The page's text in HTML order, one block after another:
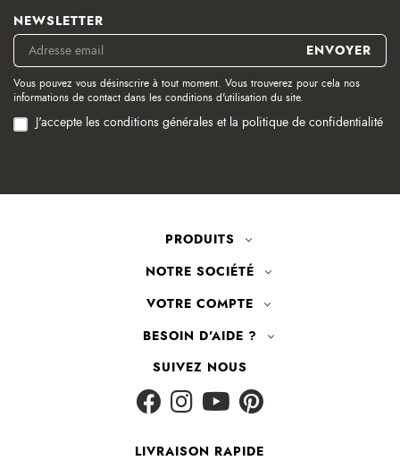
NEWSLETTER
Vous pouvez vous désinscrire à tout moment. Vous trouverez pour cela nos
informations de contact dans les conditions d'utilisation du site.
J'accepte les conditions générales et la politique de confidentialité
PRODUITS
NOTRE SOCIÉTÉ
VOTRE COMPTE
BESOIN D'AIDE ?
SUIVEZ NOUS
LIVRAISON RAPIDE